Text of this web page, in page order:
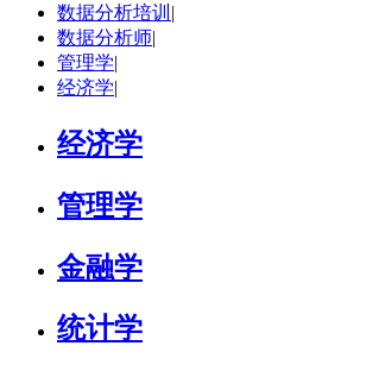
数据分析培训 |
数据分析师|
管理学|
经济学|
经济学
管理学
金融学
统计学